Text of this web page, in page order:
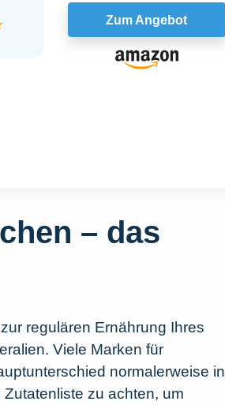
Zum Angebot
– das
regulären Ernährung Ihres
Viele Marken für
normalerweise in
zu achten, um